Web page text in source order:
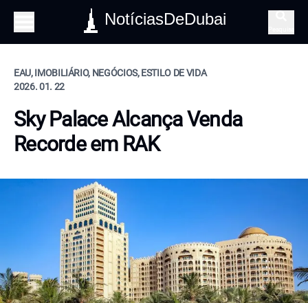
NotíciasDeDubai
EAU, IMOBILIÁRIO, NEGÓCIOS, ESTILO DE VIDA
2026. 01. 22
Sky Palace Alcança Venda
Recorde em RAK